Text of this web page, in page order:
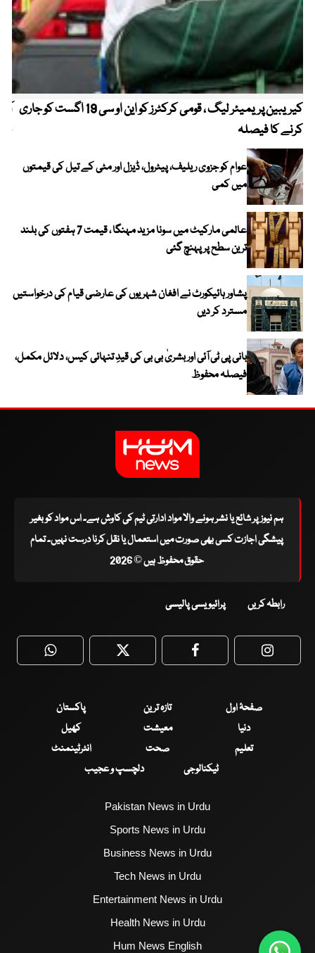
کیریبین پریمیئر لیگ ، قومی کرکٹرز کو این او سی 19 اگست کو جاری
کرنے کا فیصلہ
عوام کو جزوی ریلیف، پیٹرول، ڈیزل اور مٹی کے تیل کی قیمتوں
میں کمی
عالمی مارکیٹ میں سونا مزید مہنگا ، قیمت 7 ہفتوں کی بلند
ترین سطح پر پہنچ گئی
پشاور ہائیکورٹ نے افغان شہریوں کی عارضی قیام کی درخواستیں
مسترد کر دیں
بانی پی ٹی آئی اور بشریٰ بی بی کی قیدِ تنہائی کیس، دلائل مکمل،
فیصلہ محفوظ
ہم نیوز پر شائع یا نشر ہونے والا مواد ادارتی ٹیم کی کاوش ہے۔ اس مواد کو بغیر
پیشگی اجازت کسی بھی صورت میں استعمال یا نقل کرنا درست نہیں۔ تمام
حقوق محفوظ ہیں © 2026
رابطہ کریں پرائیویسی پالیسی
WhatsApp Twitter Facebook
صفحۂ اول تازہ ترین
پاکستان
دنیا
معیشت
کھیل
تعلیم
صحت
انٹرٹینمنٹ
ٹیکنالوجی
دلچسپ و عجیب
Pakistan News in Urdu
Sports News in Urdu
Business News in Urdu
Tech News in Urdu
Entertainment News in Urdu
Health News in Urdu
Hum News English